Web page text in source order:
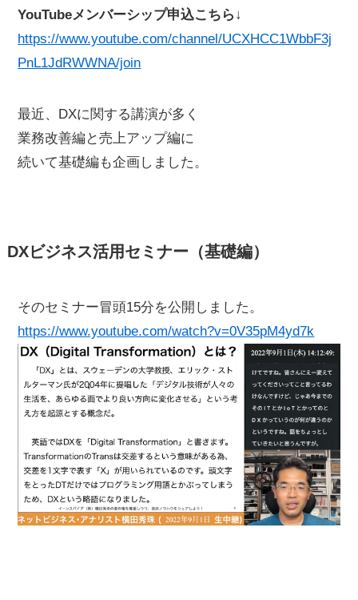
YouTubeメンバーシップ申込こちら↓
https://www.youtube.com/channel/UCXHCC1WbbF3j
PnL1JdRWWNA/join
最近、DXに関する講演が多く
業務改善編と売上アップ編に
続いて基礎編も企画しました。
DXビジネス活用セミナー（基礎編）
そのセミナー冒頭15分を公開しました。
https://www.youtube.com/watch?v=0V35pM4yd7k